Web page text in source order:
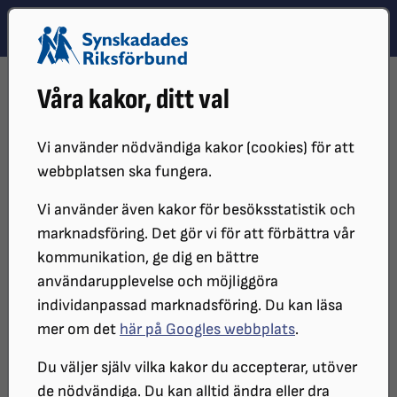
Våra kakor, ditt val
Vi använder nödvändiga kakor (cookies) för att
webbplatsen ska fungera.
Vi använder även kakor för besöksstatistik och
marknadsföring. Det gör vi för att förbättra vår
kommunikation, ge dig en bättre
användarupplevelse och möjliggöra
individanpassad marknadsföring. Du kan läsa
mer om det här på Googles webbplats.
Du väljer själv vilka kakor du accepterar, utöver
de nödvändiga. Du kan alltid ändra eller dra
Hoppa till innehåll
Hoppa till hitta snabbt
NORDISKT SAMARBETE
Nordiskt samarbete